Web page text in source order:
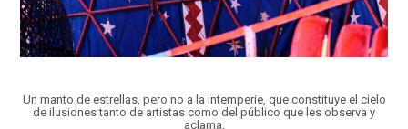
Un manto de estrellas, pero no a la intemperie, que constituye el cielo
de ilusiones tanto de artistas como del público que les observa y
aclama.